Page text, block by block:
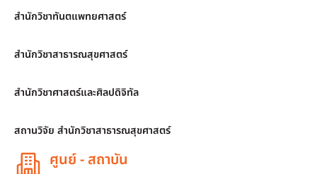
สำนักวิชาทันตแพทยศาสตร์
สำนักวิชาสาธารณสุขศาสตร์
สำนักวิชาศาสตร์และศิลปดิจิทัล
สถานวิจัย สำนักวิชาสาธารณสุขศาสตร์
ศูนย์ - สถาบัน